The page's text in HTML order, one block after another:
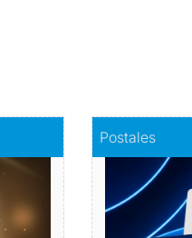
Postales
Dale
con
Comprar